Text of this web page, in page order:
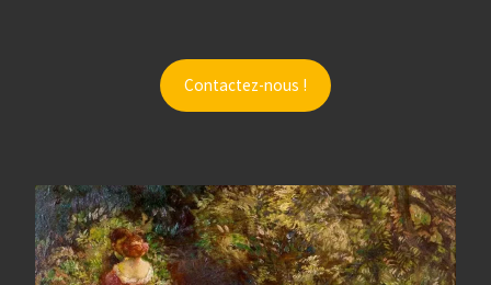
Contactez-nous !